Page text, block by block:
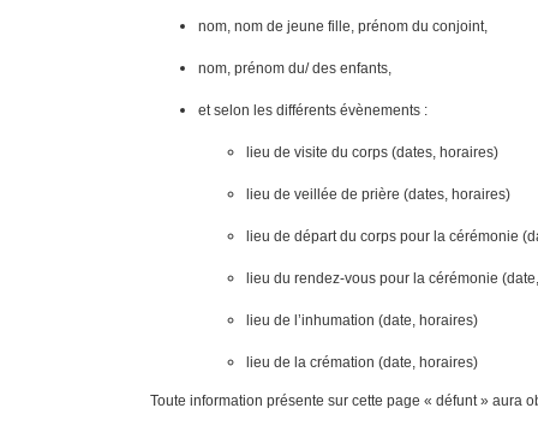
nom, nom de jeune fille, prénom du conjoint,
nom, prénom du/ des enfants,
et selon les différents évènements :
lieu de visite du corps (dates, horaires)
lieu de veillée de prière (dates, horaires)
lieu de départ du corps pour la cérémonie
lieu du rendez-vous pour la cérémonie
lieu de l’inhumation (date, horaires)
lieu de la crémation (date, horaires)
Toute information présente sur cette page « défunt » aura